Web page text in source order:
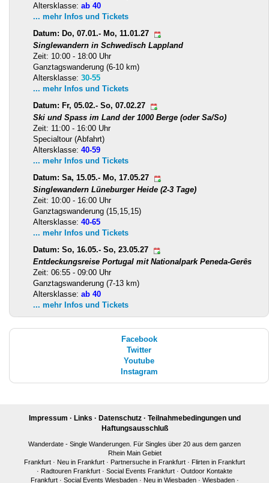
Altersklasse: ab 40
... mehr Infos und Tickets
Datum: Do, 07.01.- Mo, 11.01.27
Singlewandern in Schwedisch Lappland
Zeit: 10:00 - 18:00 Uhr
Ganztagswanderung (6-10 km)
Altersklasse: 30-55
... mehr Infos und Tickets
Datum: Fr, 05.02.- So, 07.02.27
Ski und Spass im Land der 1000 Berge (oder Sa/So)
Zeit: 11:00 - 16:00 Uhr
Specialtour (Abfahrt)
Altersklasse: 40-59
... mehr Infos und Tickets
Datum: Sa, 15.05.- Mo, 17.05.27
Singlewandern Lüneburger Heide (2-3 Tage)
Zeit: 10:00 - 16:00 Uhr
Ganztagswanderung (15,15,15)
Altersklasse: 40-65
... mehr Infos und Tickets
Datum: So, 16.05.- So, 23.05.27
Entdeckungsreise Portugal mit Nationalpark Peneda-Gerês
Zeit: 06:55 - 09:00 Uhr
Ganztagswanderung (7-13 km)
Altersklasse: ab 40
... mehr Infos und Tickets
Facebook
Twitter
Youtube
Instagram
Impressum · Links · Datenschutz· Teilnahmebedingungen und
Haftungsausschluß
Wanderdate - Single Wanderungen. Für Singles über 20 aus dem ganzen
Rhein Main Gebiet
Frankfurt · Neu in Frankfurt · Partnersuche in Frankfurt · Flirten in Frankfurt
· Radtouren Frankfurt · Social Events Frankfurt · Outdoor Kontakte
Frankfurt· Social Events Wiesbaden· Neu in Wiesbaden· Wiesbaden·